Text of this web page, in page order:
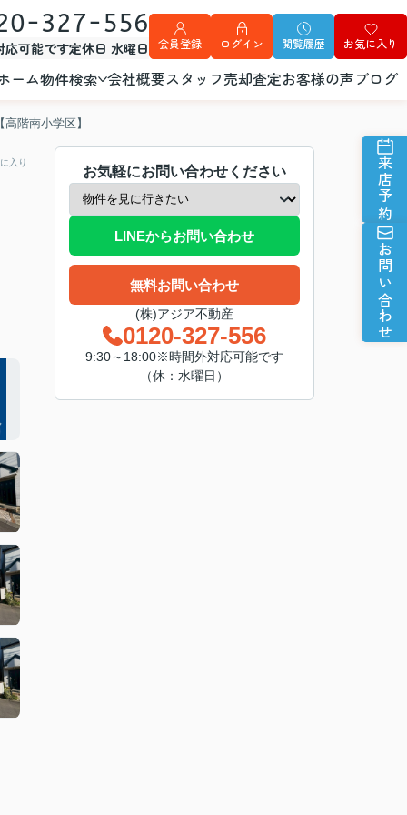
327-556
応可能です定休日 水曜日 会員登録 ログイン 閲覧履歴 お気に入り
ーム物件検索 会社概要スタッフ売却査定お客様の声ブログ
来店予約
お問い合わせ
階南小学区】
入り
お気軽にお問い合わせください
LINEからお問い合わせ
無料お問い合わせ
(株)アジア不動産
0120-327-556
9:30～18:00※時間外対応可能です
（休：水曜日）